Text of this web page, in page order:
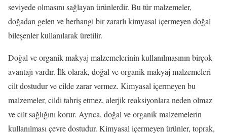
seviyede olmasını sağlayan ürünlerdir. Bu tür malzemeler,
doğadan gelen ve herhangi bir zararlı kimyasal içermeyen doğal
bileşenler kullanılarak üretilir.
Doğal ve organik makyaj malzemelerinin kullanılmasının birçok
avantajı vardır. İlk olarak, doğal ve organik makyaj malzemeleri
cilt dostudur ve cilde zarar vermez. Kimyasal içermeyen bu
malzemeler, cildi tahriş etmez, alerjik reaksiyonlara neden olmaz
ve cilt sağlığını korur. Ayrıca, doğal ve organik malzemelerin
kullanılması çevre dostudur. Kimyasal içermeyen ürünler, toprak,